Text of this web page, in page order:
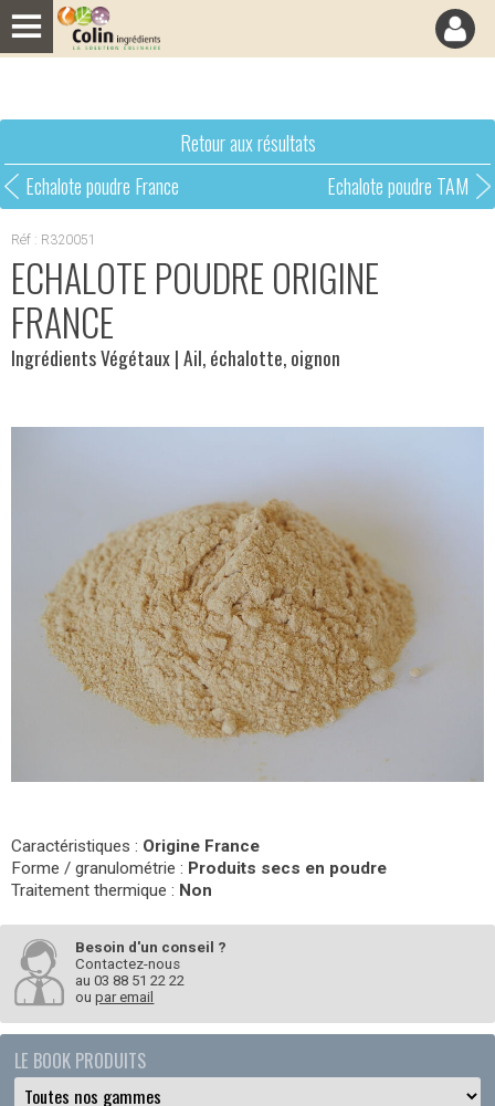
Retour aux résultats
Echalote poudre France
Echalote poudre TAM
Réf : R320051
ECHALOTE POUDRE ORIGINE
FRANCE
Ingrédients Végétaux| Ail, échalotte, oignon
Caractéristiques : Origine France
Forme / granulométrie : Produits secs en poudre
Traitement thermique : Non
Besoin d'un conseil ?
Contactez-nous
au03 88 51 22 22
oupar email
LE BOOK PRODUITS
Panneau de gestion des cookies